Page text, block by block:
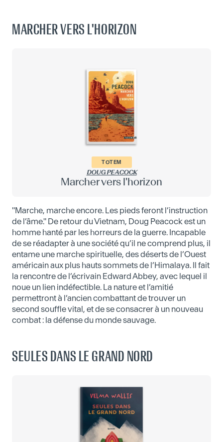
MARCHER VERS L'HORIZON
TOTEM
DOUG PEACOCK
Marcher vers l'horizon
"Marche, marche encore. Les pieds feront l’instruction
de l’âme." De retour du Vietnam, Doug Peacock est un
homme hanté par les horreurs de la guerre. Incapable
de se réadapter à une société qu’il ne comprend plus, il
entame une marche spirituelle, des déserts de l’Ouest
américain aux plus hauts sommets de l’Himalaya. Il fait
la rencontre de l’écrivain Edward Abbey, avec lequel il
noue un lien indéfectible. La nature et l’amitié
permettront à l’ancien combattant de trouver un
second souffle vital, et de se consacrer à un nouveau
combat : la défense du monde sauvage.
SEULES DANS LE GRAND NORD